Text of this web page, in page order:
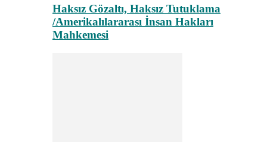
Haksız Gözaltı, Haksız Tutuklama
/Amerikalılararası İnsan Hakları
Mahkemesi